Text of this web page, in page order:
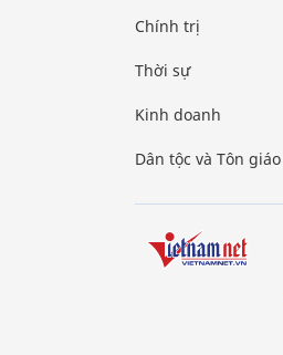
Chính trị
Thời sự
Kinh doanh
Dân tộc và Tôn giáo